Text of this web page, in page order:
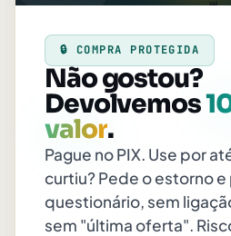
🔒 COMPRA PROTEGIDA
Não gostou?
Devolvemos
valor.
Pague no PIX. Use por
curtiu? Pede o estorno
questionário, sem
sem "última oferta".